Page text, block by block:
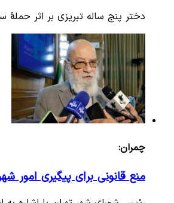
دختر پنج‌ ساله تبریزی بر اثر
چمران:
منع قانونی برای پیگیری امور